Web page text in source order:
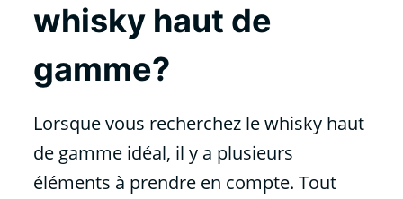
whisky haut de
gamme?
Lorsque vous recherchez le whisky haut
de gamme idéal, il y a plusieurs
éléments à prendre en compte. Tout